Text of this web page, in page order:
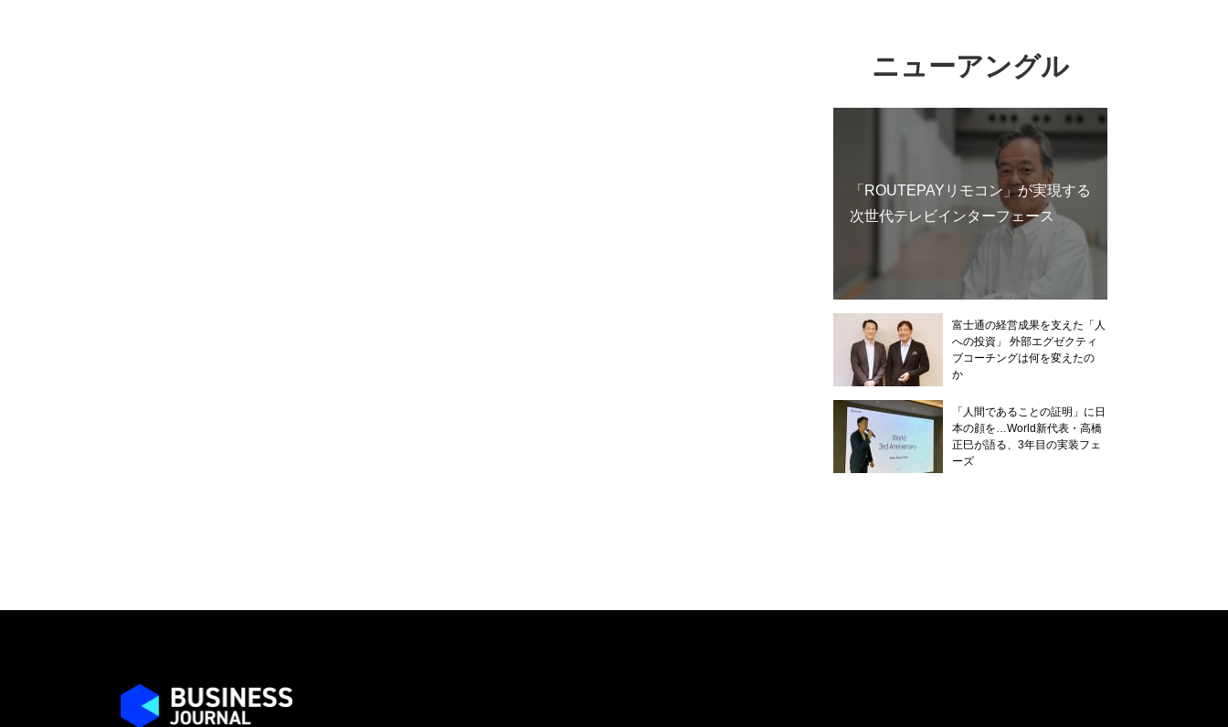
ニューアングル
「ROUTEPAYリモコン」が実現する
次世代テレビインターフェース
富士通の経営成果を支えた「人
への投資」 外部エグゼクティ
ブコーチングは何を変えたの
か
「人間であることの証明」に日
本の顔を…World新代表・高橋
正巳が語る、3年目の実装フェ
ーズ